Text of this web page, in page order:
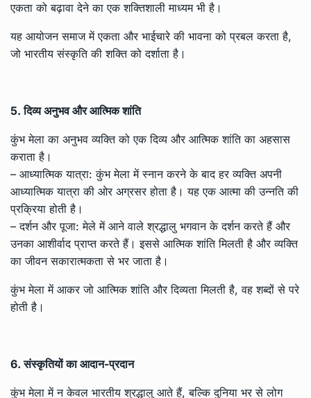
एकता को बढ़ावा देने का एक शक्तिशाली माध्यम भी है।
यह आयोजन समाज में एकता और भाईचारे की भावना को प्रबल करता है,
जो भारतीय संस्कृति की शक्ति को दर्शाता है।
5. दिव्य अनुभव और आत्मिक शांति
कुंभ मेला का अनुभव व्यक्ति को एक दिव्य और आत्मिक शांति का अहसास
कराता है।
– आध्यात्मिक यात्रा: कुंभ मेला में स्नान करने के बाद हर व्यक्ति अपनी
आध्यात्मिक यात्रा की ओर अग्रसर होता है। यह एक आत्मा की उन्नति की
प्रक्रिया होती है।
– दर्शन और पूजा: मेले में आने वाले श्रद्धालु भगवान के दर्शन करते हैं और
उनका आशीर्वाद प्राप्त करते हैं। इससे आत्मिक शांति मिलती है और व्यक्ति
का जीवन सकारात्मकता से भर जाता है।
कुंभ मेला में आकर जो आत्मिक शांति और दिव्यता मिलती है, वह शब्दों से परे
होती है।
6. संस्कृतियों का आदान-प्रदान
कुंभ मेला में न केवल भारतीय श्रद्धालु आते हैं, बल्कि दुनिया भर से लोग